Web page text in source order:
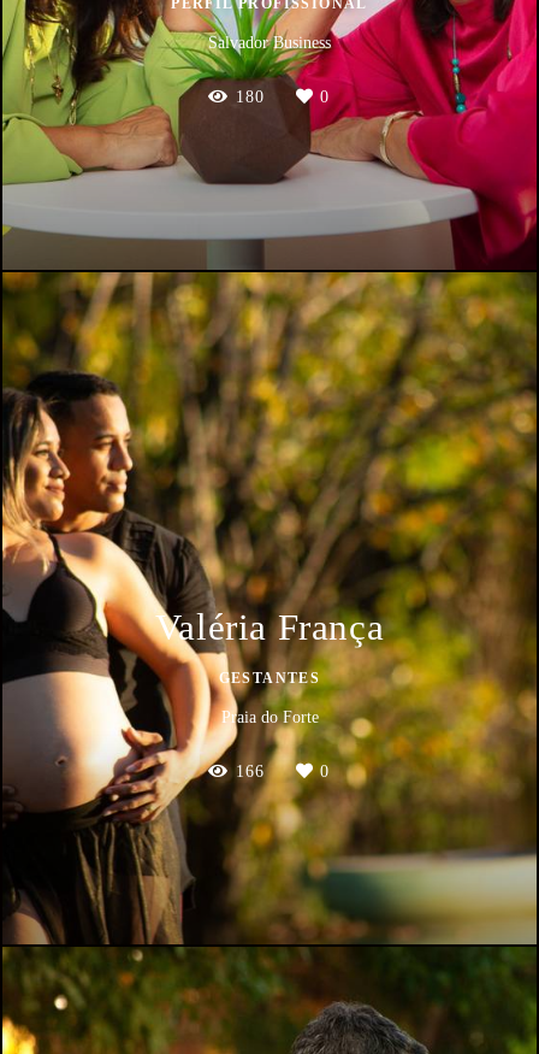
PERFIL PROFISSIONAL
Salvador Business
180 0
Valéria França
GESTANTES
Praia do Forte
166 0